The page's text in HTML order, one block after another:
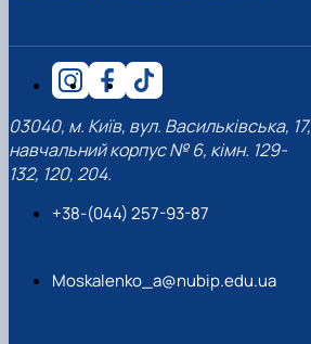
03040, м. Київ, вул. Васильківська, 17,
навчальний корпус № 6, кімн. 129-
132, 120, 204.
+38-(044) 257-93-87
Moskalenko_a@nubip.edu.ua